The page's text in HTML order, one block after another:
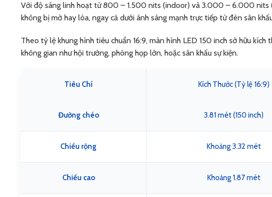
Với độ sáng linh hoạt từ 800 – 1.500 nits (indoor) và 3.000 – 6.000 nits
không bị mờ hay lóa, ngay cả dưới ánh sáng mạnh trực tiếp từ đèn sân
Theo tỷ lệ khung hình tiêu chuẩn 16:9, màn hình LED 150 inch sở hữu
không gian như hội trường, phòng họp lớn, hoặc sân khấu sự kiện.
Tiêu Chí Kích Thước (Tỷ lệ 16:9)
Đường chéo 3.81 mét (150 inch)
Chiều rộng Khoảng 3.32 mét
Chiều cao Khoảng 1.87 mét